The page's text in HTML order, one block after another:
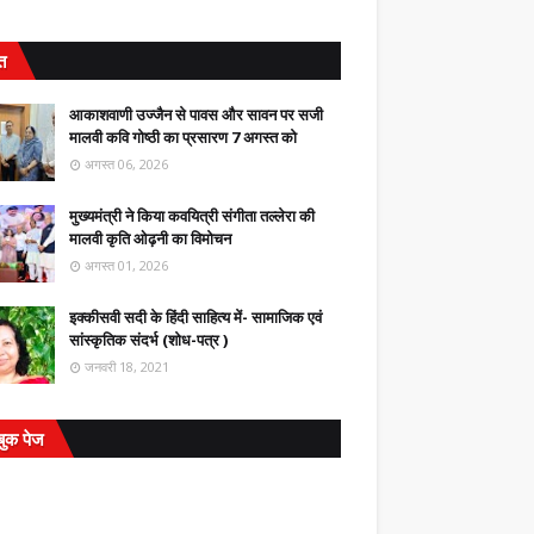
आकाशवाणी उज्जैन से पावस और सावन पर सजी
मालवी कवि गोष्ठी का प्रसारण 7 अगस्त को
अगस्त 06, 2026
मुख्यमंत्री ने किया कवयित्री संगीता तल्लेरा की
मालवी कृति ओढ़नी का विमोचन
अगस्त 01, 2026
इक्कीसवी सदी के हिंदी साहित्य में- सामाजिक एवं
सांस्कृतिक संदर्भ (शोध-पत्र )
जनवरी 18, 2021
पेज